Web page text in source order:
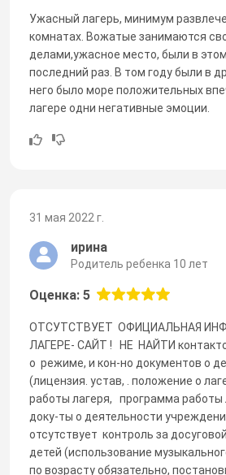
Ужасный лагерь, минимум
комнатах. Вожатые занимаются
делами,ужасное место, были в
последний раз. В том году были в
него было море положительных
лагере одни негативные эмоции.
31 мая 2022 г.
ирина
Родитель ребенка 10 лет
Оценка: 5
ОТСУТСТВУЕТ ОФИЦИАЛЬНАЯ
ЛАГЕРЕ- САЙТ ! НЕ НАЙТИ
о режиме, и кон-но документов о
(лицензия. устав, . положение о
работы лагеря, программа работы
доку-ты о деятельности
отсутствует контроль за
детей (использование
по возрасту обязательно,